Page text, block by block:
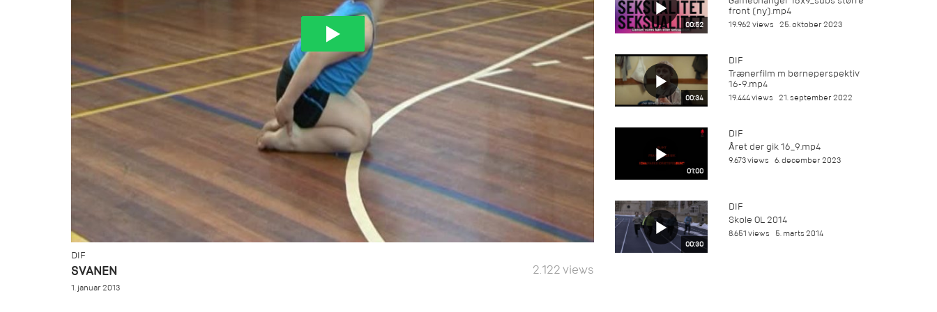
DIF
SVANEN 2.122 views
1. januar 2013
00:52
front (ny).mp4
19.962 views 25. oktober 2023
00:34
DIF
Trænerfilm m børneperspektiv
16-9.mp4
19.444 views 21. september 2022
01:00
DIF
Året der gik 16_9.mp4
9.673 views 6. december 2023
00:30
DIF
Skole OL 2014
8.651 views 5. marts 2014